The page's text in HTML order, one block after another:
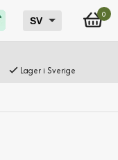
Lager i Sverige
0